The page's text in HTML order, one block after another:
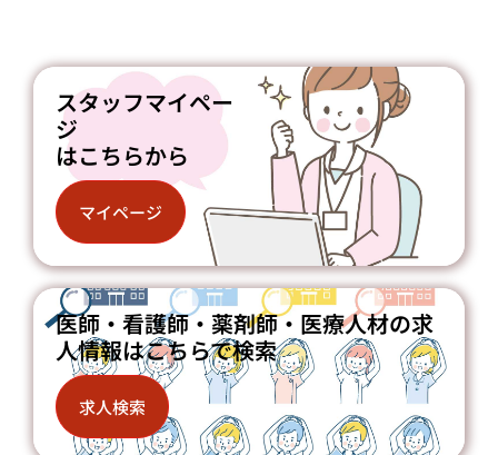
スタッフマイペー
ジ
はこちらから
マイページ
医師・看護師・薬剤師・医療人材の求
人情報はこちらで検索
求人検索